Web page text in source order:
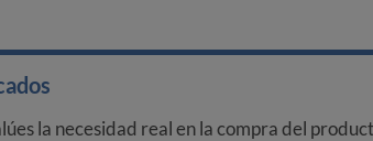
la necesidad real en la compra del